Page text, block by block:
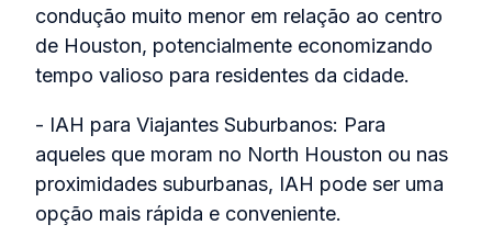
condução muito menor em relação ao centro
de Houston, potencialmente economizando
tempo valioso para residentes da cidade.
- IAH para Viajantes Suburbanos: Para
aqueles que moram no North Houston ou nas
proximidades suburbanas, IAH pode ser uma
opção mais rápida e conveniente.